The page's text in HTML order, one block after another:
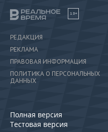
18+
РЕДАКЦИЯ
РЕКЛАМА
ПРАВОВАЯ ИНФОРМАЦИЯ
ПОЛИТИКА О ПЕРСОНАЛЬНЫХ
ДАННЫХ
Полная версия
Тестовая версия